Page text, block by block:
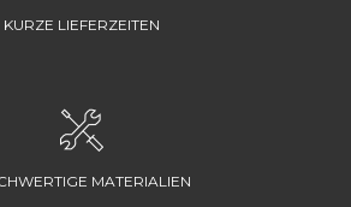
KURZE LIEFERZEITEN
MATERIALIEN